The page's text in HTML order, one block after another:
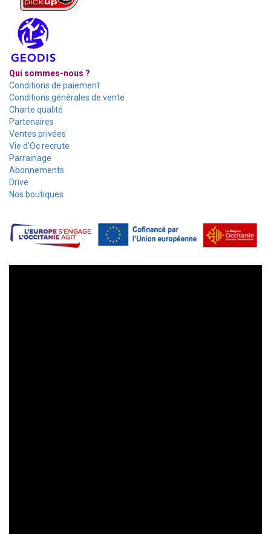
Qui sommes-nous ?
Conditions de paiement
Conditions générales de vente
Charte qualité
Partenaires
Ventes privées
Vie d'Oc recrute
Parrainage
Abonnements
Drive
Nos boutiques